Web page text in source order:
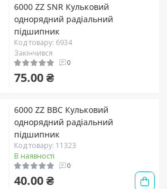
6000 ZZ SNR Кульковий
однорядний радіальний
підшипник
Код товару: 6934
Закінчився
0
75.00 ₴
6000 ZZ BBC Кульковий
однорядний радіальний
підшипник
Код товару: 11323
В наявності
0
40.00 ₴